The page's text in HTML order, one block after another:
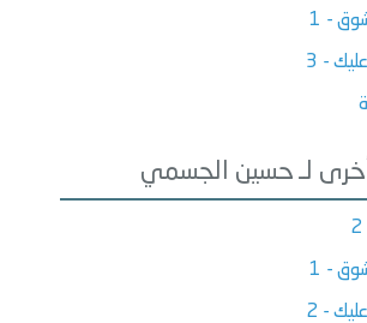
- 1
- 3
لـ حسين الجسمي
- 1
- 2